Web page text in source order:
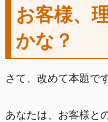
お客様、
かな？
さて、改めて本題です
あなたは、お客様と